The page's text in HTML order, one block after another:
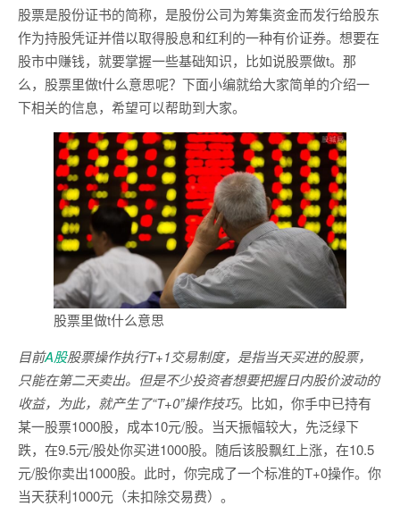
股票是股份证书的简称，是股份公司为筹集资金而发行给股东
作为持股凭证并借以取得股息和红利的一种有价证券。想要在
股市中赚钱，就要掌握一些基础知识，比如说股票做t。那
么，股票里做t什么意思呢？下面小编就给大家简单的介绍一
下相关的信息，希望可以帮助到大家。
股票里做t什么意思
目前A股股票操作执行T+1交易制度，是指当天买进的股票，
只能在第二天卖出。但是不少投资者想要把握日内股价波动的
收益，为此，就产生了“T+0”操作技巧。比如，你手中已持有
某一股票1000股，成本10元/股。当天振幅较大，先泛绿下
跌，在9.5元/股处你买进1000股。随后该股飘红上涨，在10.5
元/股你卖出1000股。此时，你完成了一个标准的T+0操作。你
当天获利1000元（未扣除交易费）。